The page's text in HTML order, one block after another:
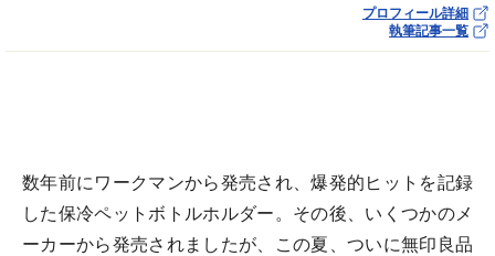
プロフィール詳細
執筆記事一覧
数年前にワークマンから発売され、爆発的ヒットを記録
した保冷ペットボトルホルダー。その後、いくつかのメ
ーカーから発売されましたが、この夏、ついに無印良品